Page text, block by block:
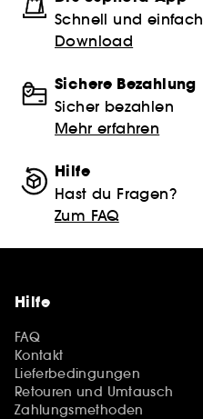
Schnell und einfach
Download
Sichere Bezahlung
Sicher bezahlen
Mehr erfahren
Hilfe
Hast du Fragen?
Zum FAQ
Hilfe
FAQ
Kontakt
Lieferbedingungen
Retouren und Umtausch
Zahlungsmethoden